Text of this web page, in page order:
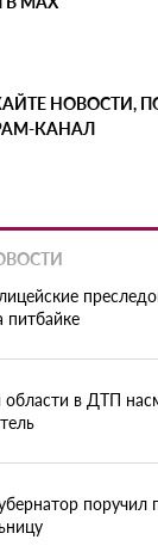
НОВОСТИ,
КАНАЛ
питбайке
области в ДТП
поручил